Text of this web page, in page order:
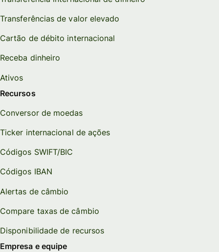
Transferências de valor elevado
Cartão de débito internacional
Receba dinheiro
Ativos
Recursos
Conversor de moedas
Ticker internacional de ações
Códigos SWIFT/BIC
Códigos IBAN
Alertas de câmbio
Compare taxas de câmbio
Disponibilidade de recursos
Empresa e equipe